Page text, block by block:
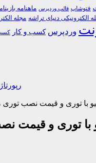
فتوشاپ قالب وردپرس ماهنامه
الکترونیکی دنیای تراشه مجله
وردپرس کسب و کار کسب
با توری و قیمت نصب
با توری و قیمت